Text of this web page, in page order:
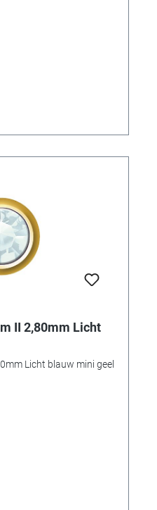
II 2,80mm Licht
Licht blauw mini geel